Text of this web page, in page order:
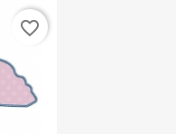
favorite_border